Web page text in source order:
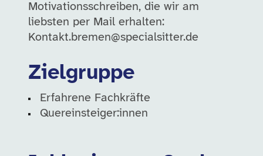
Motivationsschreiben, die wir am
liebsten per Mail erhalten:
Kontakt.bremen@specialsitter.de
Zielgruppe
Erfahrene Fachkräfte
Quereinsteiger:innen